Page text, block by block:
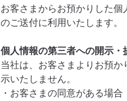
お客さまからお預かりした
のご送付に利用いたします。
個人情報の第三者への開示・
当社は、お客さまよりお預
示いたしません。
・お客さまの同意がある場合